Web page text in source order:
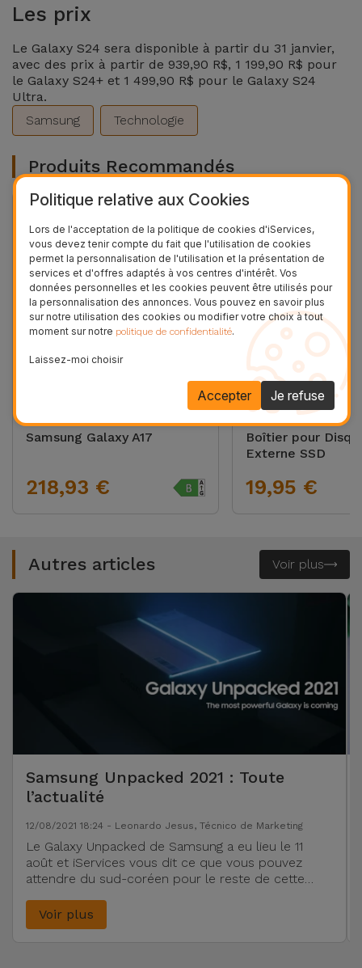
Les prix
Le Galaxy S24 sera disponible à partir du 31 janvier,
avec des prix à partir de 939,90 R$, 1 199,90 R$ pour
le Galaxy S24+ et 1 499,90 R$ pour le Galaxy S24
Ultra.
Samsung
Technologie
Produits Recommandés
Samsung A17 Reconditionné
Samsung Galaxy A17
218,93 €
Stockage
Boîtier pour
Externe SSD
19,95 €
Autres articles Voir plus
Samsung Unpacked 2021 : Toute
l’actualité
12/08/2021 18:24 - Leonardo Jesus, Técnico de Marketing
Le Galaxy Unpacked de Samsung a eu lieu le 11
août et iServices vous dit ce que vous pouvez
attendre du sud-coréen pour le reste de cette
Voir plus
Politique relative aux Cookies
Lors de l'acceptation de la politique de cookies d'iServices,
vous devez tenir compte du fait que l'utilisation de cookies
permet la personnalisation de l'utilisation et la présentation de
services et d'offres adaptés à vos centres d'intérêt. Vos
données personnelles et les cookies peuvent être utilisés pour
la personnalisation des annonces. Vous pouvez en savoir plus
sur notre utilisation des cookies ou modifier votre choix à tout
moment sur notre politique de confidentialité.
Laissez-moi choisir
Je refuse
Accepter